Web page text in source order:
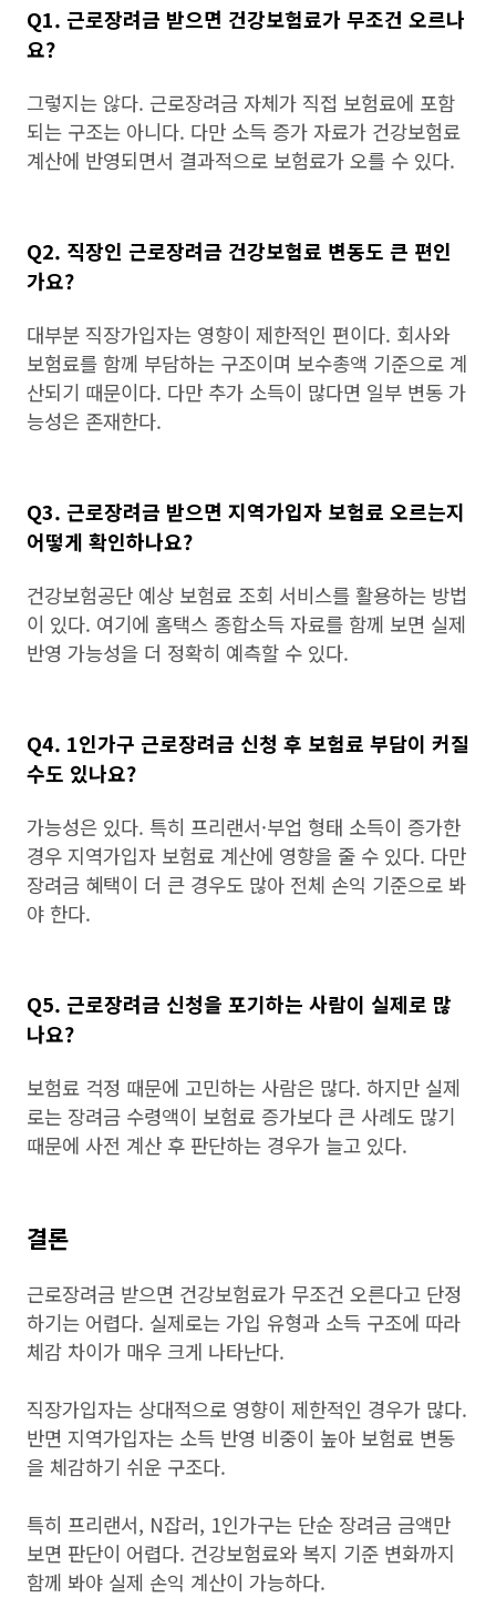
Q1. 근로장려금 받으면 건강보험료가 무조건 오르나
요?
그렇지는 않다. 근로장려금 자체가 직접 보험료에 포함
되는 구조는 아니다. 다만 소득 증가 자료가 건강보험료
계산에 반영되면서 결과적으로 보험료가 오를 수 있다.
Q2. 직장인 근로장려금 건강보험료 변동도 큰 편인
가요?
대부분 직장가입자는 영향이 제한적인 편이다. 회사와
보험료를 함께 부담하는 구조이며 보수총액 기준으로 계
산되기 때문이다. 다만 추가 소득이 많다면 일부 변동 가
능성은 존재한다.
Q3. 근로장려금 받으면 지역가입자 보험료 오르는지
어떻게 확인하나요?
건강보험공단 예상 보험료 조회 서비스를 활용하는 방법
이 있다. 여기에 홈택스 종합소득 자료를 함께 보면 실제
반영 가능성을 더 정확히 예측할 수 있다.
Q4. 1인가구 근로장려금 신청 후 보험료 부담이 커질
수도 있나요?
가능성은 있다. 특히 프리랜서·부업 형태 소득이 증가한
경우 지역가입자 보험료 계산에 영향을 줄 수 있다. 다만
장려금 혜택이 더 큰 경우도 많아 전체 손익 기준으로 봐
야 한다.
Q5. 근로장려금 신청을 포기하는 사람이 실제로 많
나요?
보험료 걱정 때문에 고민하는 사람은 많다. 하지만 실제
로는 장려금 수령액이 보험료 증가보다 큰 사례도 많기
때문에 사전 계산 후 판단하는 경우가 늘고 있다.
결론
근로장려금 받으면 건강보험료가 무조건 오른다고 단정
하기는 어렵다. 실제로는 가입 유형과 소득 구조에 따라
체감 차이가 매우 크게 나타난다.
직장가입자는 상대적으로 영향이 제한적인 경우가 많다.
반면 지역가입자는 소득 반영 비중이 높아 보험료 변동
을 체감하기 쉬운 구조다.
특히 프리랜서, N잡러, 1인가구는 단순 장려금 금액만
보면 판단이 어렵다. 건강보험료와 복지 기준 변화까지
함께 봐야 실제 손익 계산이 가능하다.